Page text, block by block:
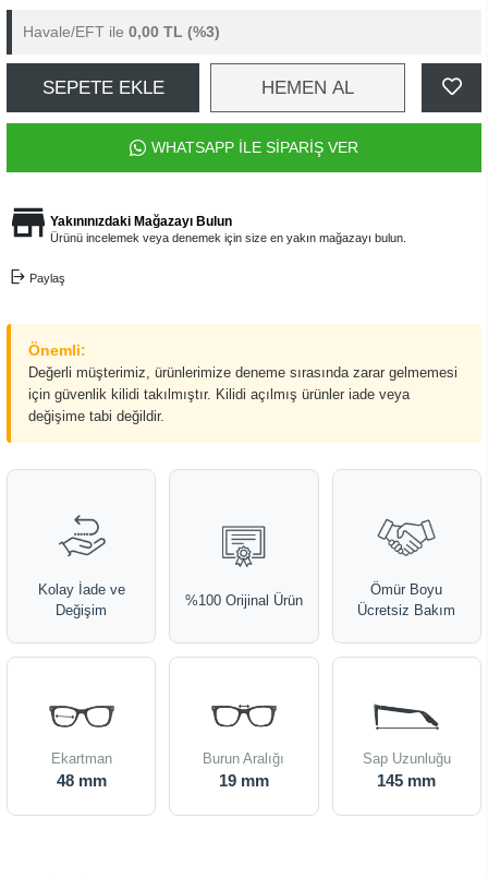
Havale/EFT ile 0,00 TL (%3)
SEPETE EKLE HEMEN AL
WHATSAPP İLE SİPARİŞ VER
Yakınınızdaki Mağazayı Bulun
Ürünü incelemek veya denemek için size en yakın mağazayı bulun.
Paylaş
Önemli:
Değerli müşterimiz, ürünlerimize deneme sırasında zarar gelmemesi
için güvenlik kilidi takılmıştır. Kilidi açılmış ürünler iade veya
değişime tabi değildir.
Kolay İade ve
Değişim
%100 Orijinal Ürün
Ömür Boyu
Ücretsiz Bakım
Ekartman
48 mm
Burun Aralığı
19 mm
Sap Uzunluğu
145 mm